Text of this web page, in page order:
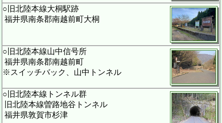
○旧北陸本線大桐駅跡
福井県南条郡南越前町大桐
○旧北陸本線山中信号所
福井県南条郡南越前町
※スイッチバック、山中トンネル
○旧北陸本線トンネル群
旧北陸本線曽路地谷トンネル
福井県敦賀市杉津